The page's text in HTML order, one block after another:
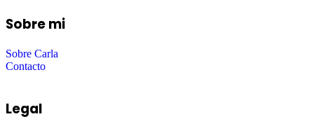
Sobre mi
Sobre Carla
Contacto
Legal